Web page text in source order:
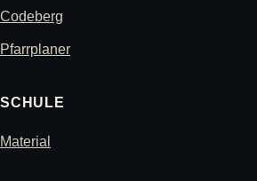
Codeberg
Pfarrplaner
SCHULE
Material